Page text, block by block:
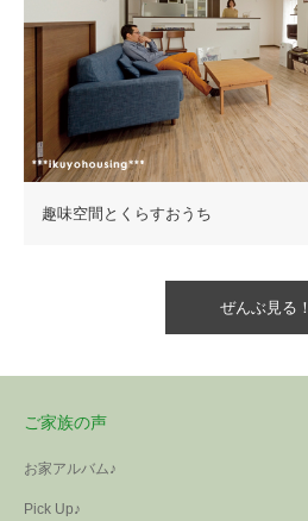
趣味空間とくらすおうち
ぜんぶ見る！
ご家族の声
お家アルバム♪
Pick Up♪